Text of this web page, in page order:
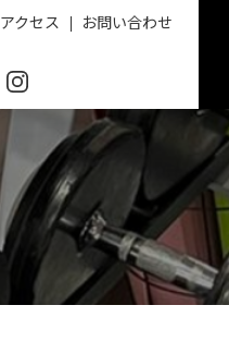
アクセス お問い合わせ